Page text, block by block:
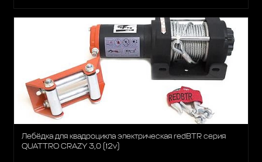
Лебёдка для квадроцикла электрическая redBTR серия
QUATTRO CRAZY 3,0 (12v)